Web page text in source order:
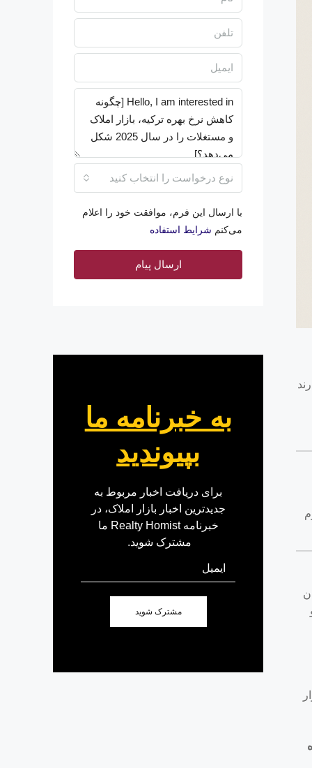
نوع درخواست را انتخاب کنید
با ارسال این فرم، موافقت خود را اعلام
می‌کنم شرایط استفاده
ارسال پیام
به خبرنامه ما
بپیوندید
برای دریافت اخبار مربوط به
جدیدترین اخبار بازار املاک، در
خبرنامه Realty Homist ما
مشترک شوید.
مشترک شوید